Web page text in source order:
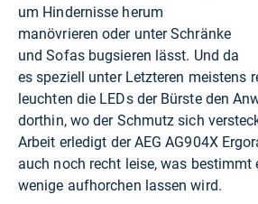
um Hindernisse herum
manövrieren oder unter Schränke
und Sofas bugsieren lässt. Und da
es speziell unter Letzteren meistens
leuchten die LEDs der Bürste den
dorthin, wo der Schmutz sich
Arbeit erledigt der AEG AG904X
auch noch recht leise, was
wenige aufhorchen lassen wird.